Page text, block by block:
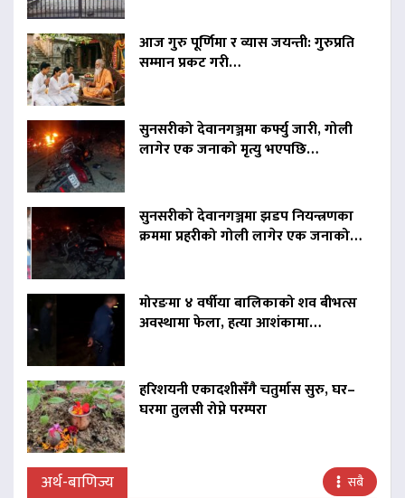
आज गुरु पूर्णिमा र व्यास जयन्ती: गुरुप्रति
सम्मान प्रकट गरी…
सुनसरीको देवानगञ्जमा कर्फ्यु जारी, गोली
लागेर एक जनाको मृत्यु भएपछि…
सुनसरीको देवानगञ्जमा झडप नियन्त्रणका
क्रममा प्रहरीको गोली लागेर एक जनाको…
मोरङमा ४ वर्षीया बालिकाको शव बीभत्स
अवस्थामा फेला, हत्या आशंकामा…
हरिशयनी एकादशीसँगै चतुर्मास सुरु, घर–
घरमा तुलसी रोप्ने परम्परा
अर्थ-बाणिज्य सबै